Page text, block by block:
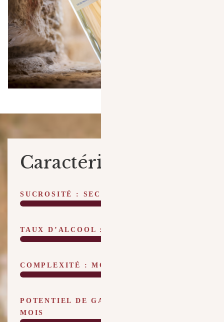
Caractéristiques
SUCROSITÉ : SEC
TAUX D’ALCOOL : 12,5 %VOL
COMPLEXITÉ : MOYENNE
POTENTIEL DE GARDE : 12 À 18
MOIS